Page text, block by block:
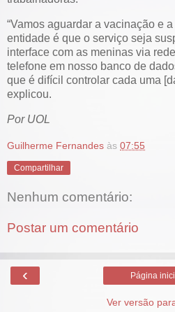
“Vamos aguardar a vacinação e
entidade é que o serviço seja
interface com as meninas via
telefone em nosso banco de
que é difícil controlar cada uma
explicou.
Por UOL
Guilherme Fernandes às 07:55
Compartilhar
Nenhum comentário:
Postar um comentário
‹ Página
Ver versão